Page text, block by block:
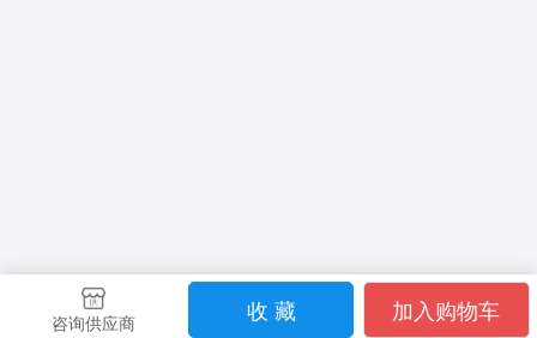
咨询供应商 收 藏 加入购物车